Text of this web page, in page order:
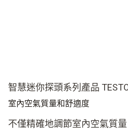
智慧迷你探頭系列產品
室內空氣質量和舒適度
不僅精確地調節室內空氣質